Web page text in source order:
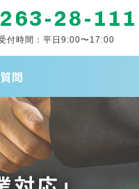
28-
付時間：平日9:00〜17:00
問